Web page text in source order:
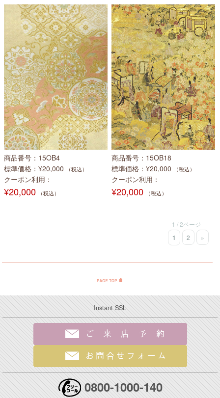
商品番号
15OB4
標準価格
¥20,000 （税込）
クーポン利用
¥20,000 （税込）
商品番号
15OB18
標準価格
¥20,000 （税込）
クーポン利用
¥20,000 （税込）
1 / 2ページ
1 2 »
Instant SSL
0800-1000-140